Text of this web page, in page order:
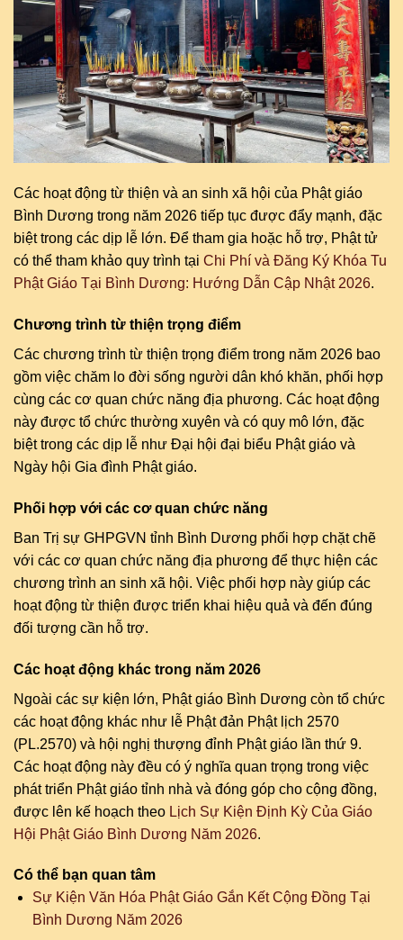
Các hoạt động từ thiện và an sinh xã hội của Phật giáo
Bình Dương trong năm 2026 tiếp tục được đẩy mạnh, đặc
biệt trong các dịp lễ lớn. Để tham gia hoặc hỗ trợ, Phật tử
có thể tham khảo quy trình tại Chi Phí và Đăng Ký Khóa Tu
Phật Giáo Tại Bình Dương: Hướng Dẫn Cập Nhật 2026.
Chương trình từ thiện trọng điểm
Các chương trình từ thiện trọng điểm trong năm 2026 bao
gồm việc chăm lo đời sống người dân khó khăn, phối hợp
cùng các cơ quan chức năng địa phương. Các hoạt động
này được tổ chức thường xuyên và có quy mô lớn, đặc
biệt trong các dịp lễ như Đại hội đại biểu Phật giáo và
Ngày hội Gia đình Phật giáo.
Phối hợp với các cơ quan chức năng
Ban Trị sự GHPGVN tỉnh Bình Dương phối hợp chặt chẽ
với các cơ quan chức năng địa phương để thực hiện các
chương trình an sinh xã hội. Việc phối hợp này giúp các
hoạt động từ thiện được triển khai hiệu quả và đến đúng
đối tượng cần hỗ trợ.
Các hoạt động khác trong năm 2026
Ngoài các sự kiện lớn, Phật giáo Bình Dương còn tổ chức
các hoạt động khác như lễ Phật đản Phật lịch 2570
(PL.2570) và hội nghị thượng đỉnh Phật giáo lần thứ 9.
Các hoạt động này đều có ý nghĩa quan trọng trong việc
phát triển Phật giáo tỉnh nhà và đóng góp cho cộng đồng,
được lên kế hoạch theo Lịch Sự Kiện Định Kỳ Của Giáo
Hội Phật Giáo Bình Dương Năm 2026.
Có thể bạn quan tâm
Sự Kiện Văn Hóa Phật Giáo Gắn Kết Cộng Đồng Tại
Bình Dương Năm 2026